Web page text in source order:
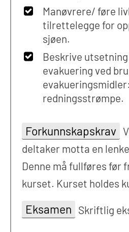
Manøvrere/ føre
tilrettelegge for
sjøen.
Beskrive
evakuering ved
redningsstrømpe.
Forkunnskapskrav
deltaker motta en
Denne må fullføres før
kurset. Kurset holdes
Eksamen Skriftlig